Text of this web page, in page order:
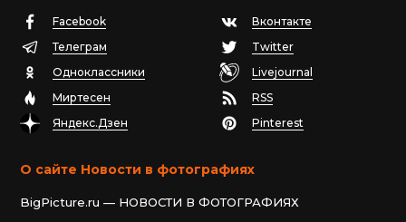
Facebook
Вконтакте
Телеграм
Twitter
Одноклассники
Livejournal
Миртесен
RSS
Яндекс.Дзен
Pinterest
О сайте Новости в фотографиях
BigPicture.ru — НОВОСТИ В ФОТОГРАФИЯХ